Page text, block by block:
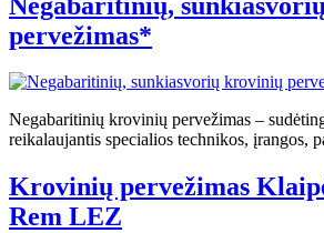
pervežimas*
Negabaritinių krovinių pervežimas –
reikalaujantis specialios technikos, įrangos,
Krovinių pervežimas
Rem LEZ